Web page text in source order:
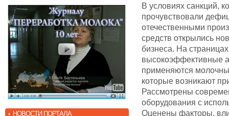
НОВОСТИ ПОРТАЛА
В условиях санкций,
прочувствовали
отечественными
средств открылись
бизнеса. На
высокоэффективные
применяются
которые возникают
Рассмотрены
оборудования с
Оценены факторы,